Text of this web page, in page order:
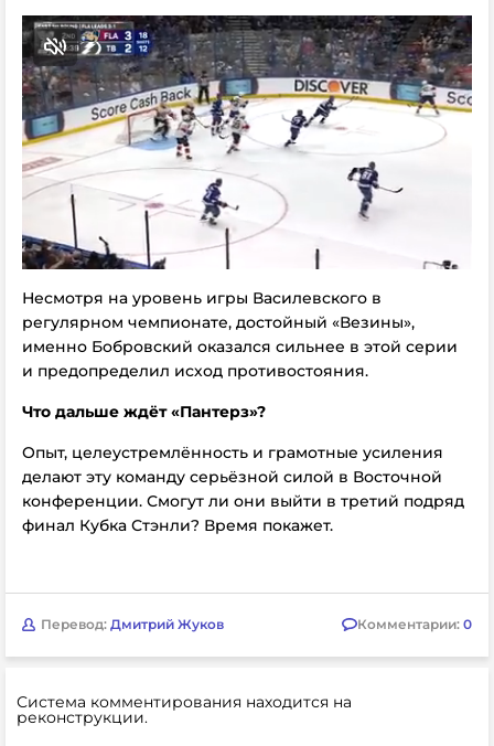
Несмотря на уровень игры Василевского в
регулярном чемпионате, достойный «Везины»,
именно Бобровский оказался сильнее в этой серии
и предопределил исход противостояния.
Что дальше ждёт «Пантерз»?
Опыт, целеустремлённость и грамотные усиления
делают эту команду серьёзной силой в Восточной
конференции. Смогут ли они выйти в третий подряд
финал Кубка Стэнли? Время покажет.
Перевод: Дмитрий Жуков Комментарии: 0
Система комментирования находится на
реконструкции.